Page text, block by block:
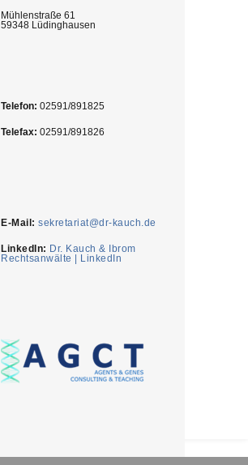
Mühlenstraße 61
59348 Lüdinghausen
Telefon: 02591/891825
Telefax: 02591/891826
E-Mail: sekretariat@dr-kauch.de
LinkedIn: Dr. Kauch & Ibrom
Rechtsanwälte | LinkedIn